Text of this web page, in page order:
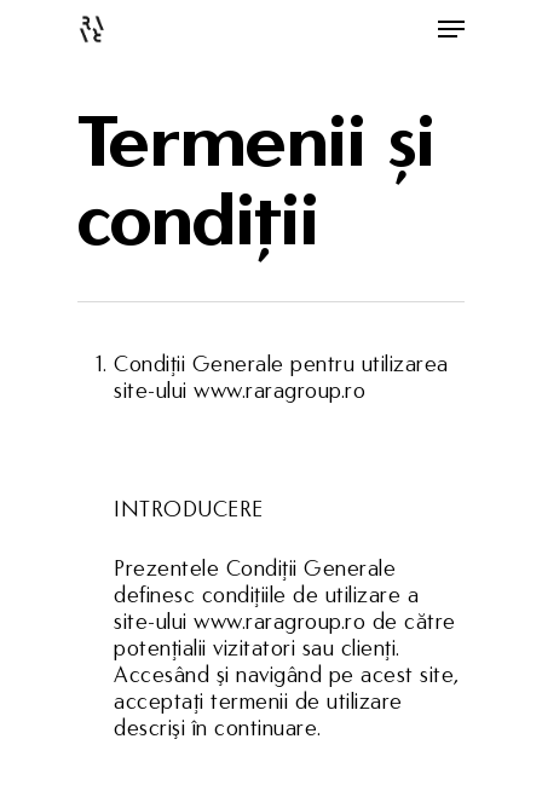
Termenii și
condiții
Condiţii Generale pentru utilizarea
site-ului www.raragroup.ro
INTRODUCERE
Prezentele Condiţii Generale
definesc condiţiile de utilizare a
site-ului www.raragroup.ro de către
potenţialii vizitatori sau clienţi.
Accesând şi navigând pe acest site,
acceptaţi termenii de utilizare
descrişi în continuare.